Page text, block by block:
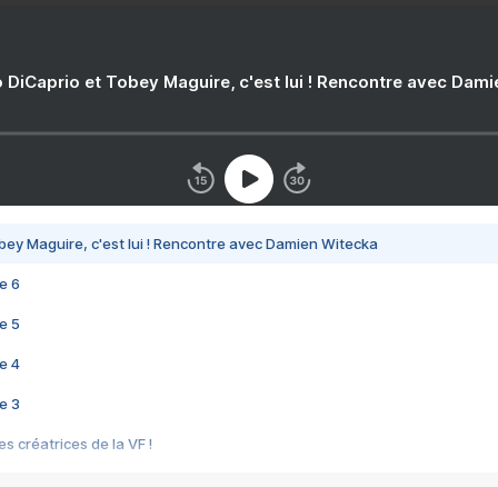
DiCaprio et Tobey Maguire, c'est lui ! Rencontre avec
Maguire, c'est lui ! Rencontre avec Damien Witecka
6
5
4
3
créatrices de la VF !